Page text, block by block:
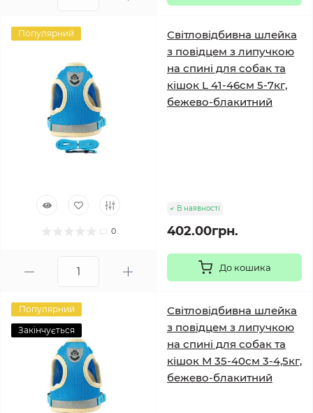
Популярний
0
Світловідбивна шлейка
з повідцем з липучкою
на спині для собак та
кішок L 41-46см 5-7кг,
бежево-блакитний
В наявності
402.00грн.
До кошика
Популярний
Закінчується
Світловідбивна шлейка
з повідцем з липучкою
на спині для собак та
кішок М 35-40см 3-4,5кг,
бежево-блакитний